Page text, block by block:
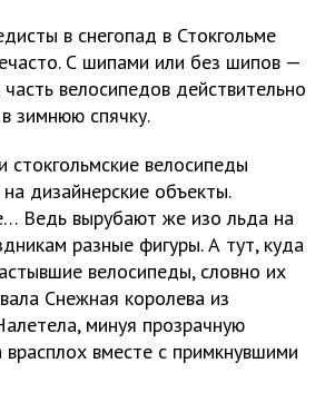
в снегопад в Стокгольме
С шипами или без шипов —
велосипедов действительно
зимнюю спячку.
велосипеды
дизайнерские объекты.
Ведь вырубают же изо льда на
разные фигуры. А тут, куда
велосипеды, словно их
Снежная королева из
минуя прозрачную
врасплох вместе с примкнувшими